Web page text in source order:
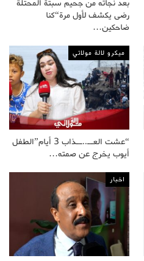
بعد نجاته من جحيم سبتة المحتلة
رضى يكشف لأول مرة“كنا
ضاحكين…
ميكرو لالة مولاتي
“عشت العــ..ــذاب 3 أيام”الطفل
أيوب يخرج عن صمته…
اخبار